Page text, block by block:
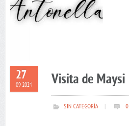
27
09 2024 Visita de Maysi
SIN CATEGORÍA 0